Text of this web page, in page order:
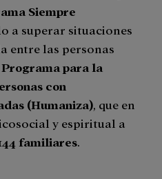
Siempre
a superar situaciones
entre las personas
Programa para la
con
(Humaniza) , que en
y espiritual a
familiares